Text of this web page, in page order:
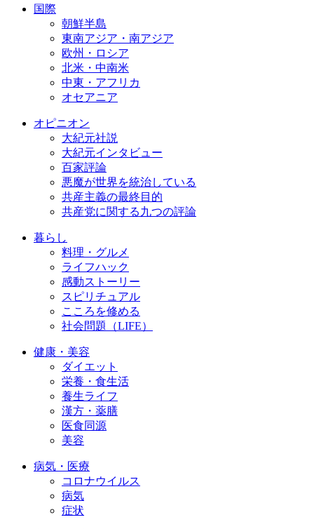
国際
朝鮮半島
東南アジア・南アジア
欧州・ロシア
北米・中南米
中東・アフリカ
オセアニア
オピニオン
大紀元社説
大紀元インタビュー
百家評論
悪魔が世界を統治している
共産主義の最終目的
共産党に関する九つの評論
暮らし
料理・グルメ
ライフハック
感動ストーリー
スピリチュアル
こころを修める
社会問題（LIFE）
健康・美容
ダイエット
栄養・食生活
養生ライフ
漢方・薬膳
医食同源
美容
病気・医療
コロナウイルス
病気
症状